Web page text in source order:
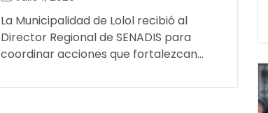
La Municipalidad de Lolol recibió al
Director Regional de SENADIS para
coordinar acciones que fortalezcan...